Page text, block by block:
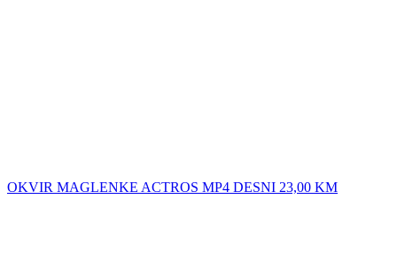
OKVIR MAGLENKE ACTROS MP4 DESNI 23,00 KM